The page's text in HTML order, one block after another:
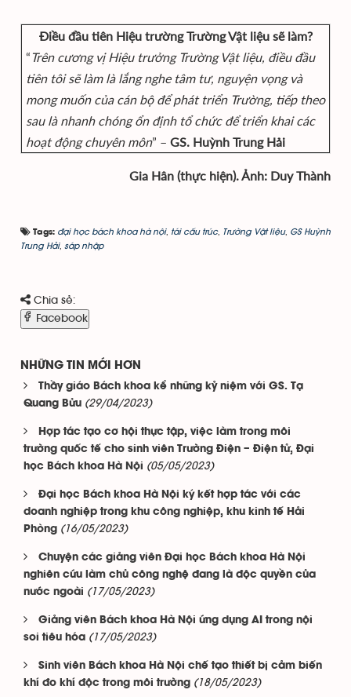
Điều đầu tiên Hiệu trường Trường Vật liệu sẽ làm?
“ Trên cương vị Hiệu trưởng Trường Vật liệu, điều đầu
tiên tôi sẽ làm là lắng nghe tâm tư, nguyện vọng và
mong muốn của cán bộ để phát triển Trường, tiếp theo
sau là nhanh chóng ổn định tổ chức để triển khai các
hoạt động chuyên môn” – GS. Huỳnh Trung Hải
Gia Hân (thực hiện). Ảnh: Duy Thành
Tags: đại học bách khoa hà nội, tái cấu trúc, Trường Vật liệu, GS Huỳnh
Trung Hải, sáp nhập
Chia sẻ:
Facebook
NHỮNG TIN MỚI HƠN
Thầy giáo Bách khoa kể những kỷ niệm với GS. Tạ
Quang Bửu (29/04/2023)
Hợp tác tạo cơ hội thực tập, việc làm trong môi
trường quốc tế cho sinh viên Trường Điện – Điện tử, Đại
học Bách khoa Hà Nội (05/05/2023)
Đại học Bách khoa Hà Nội ký kết hợp tác với các
doanh nghiệp trong khu công nghiệp, khu kinh tế Hải
Phòng (16/05/2023)
Chuyện các giảng viên Đại học Bách khoa Hà Nội
nghiên cứu làm chủ công nghệ đang là độc quyền của
nước ngoài (17/05/2023)
Giảng viên Bách khoa Hà Nội ứng dụng AI trong nội
soi tiêu hóa (17/05/2023)
Sinh viên Bách khoa Hà Nội chế tạo thiết bị cảm biến
khí đo khí độc trong môi trường (18/05/2023)